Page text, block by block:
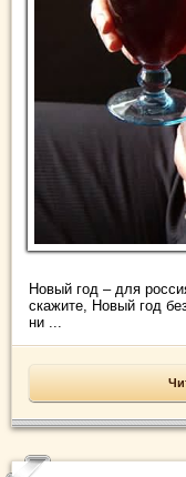
Новый год – для
скажите, Новый год
ни ...